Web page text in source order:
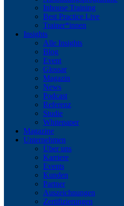
Inhouse Training
Best Practice Live
Trainer*innen
Insights
Alle Insights
Blog
Event
Glossar
Magazin
News
Podcast
Referenz
Studie
Whitepaper
Magazine
Unternehmen
Über uns
Karriere
Events
Kunden
Partner
Auszeichnungen
Zertifizierungen